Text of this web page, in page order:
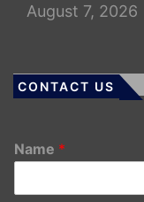
August 7, 2026
CONTACT US
Name *